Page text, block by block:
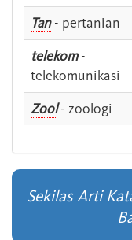
Tan- pertanian
telekom-
telekomunikasi
Zool- zoologi
Sekilas Arti